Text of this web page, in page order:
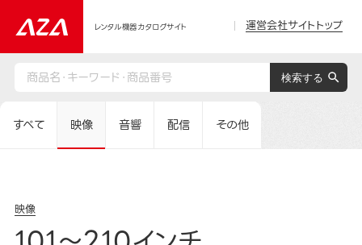
レンタル機器カタログサイト 運営会社サイトトップ
すべて 映像 音響 配信 その他
映像